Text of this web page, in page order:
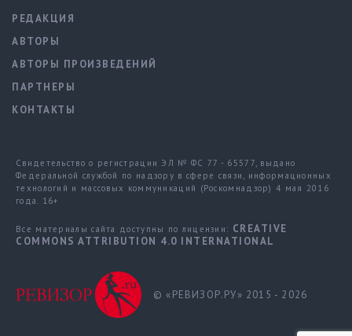
РЕДАКЦИЯ
АВТОРЫ
АВТОРЫ ПРОИЗВЕДЕНИЙ
ПАРТНЕРЫ
КОНТАКТЫ
Свидетельство о регистрации ЭЛ № ФС 77 - 65577, выдано
Федеральной службой по надзору в сфере связи, информационных
технологий и массовых коммуникаций (Роскомнадзор) 4 мая 2016
года. 16+
Все материалы сайта доступны по лицензии: CREATIVE
COMMONS ATTRIBUTION 4.0 INTERNATIONAL
© «РЕВИЗОР.РУ» 2015 - 2026